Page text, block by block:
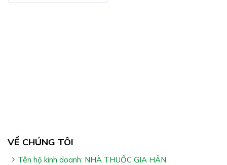
VỀ CHÚNG TÔI
Tên hộ kinh doanh: NHÀ THUỐC GIA HÂN